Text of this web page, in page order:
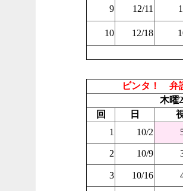
9 12/11
10 12/18
ビンタ！ 弁
木曜
回
日
1
10/2
2 10/9
3 10/16